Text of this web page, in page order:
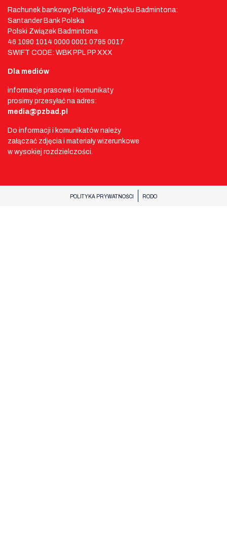
Rachunek bankowy Polskiego Związku Badmintona:
Santander Bank Polska
Polski Związek Badmintona
46 1090 1014 0000 0001 0795 0017
SWIFT CODE: WBK PPL PP XXX
Dla mediów
informacje prasowe i komunikaty
prosimy przesyłać na adres:
media@pzbad.pl
Do informacji i komunikatów należy
załączać zdjęcia i materiały wizerunkowe
w wysokiej rozdzielczości.
POLITYKA PRYWATNOŚCI RODO